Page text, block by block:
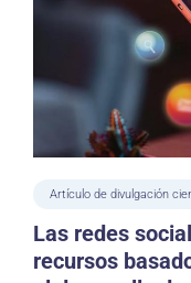
Artículo de divulgación
Las redes
recursos